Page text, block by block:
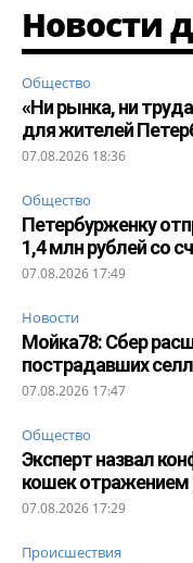
Новости
Общество
«Ни рынка, ни
для жителей
07.08.2026 18:36
Общество
Петербурженку
1,4 млн рублей со
07.08.2026 17:49
Новости
Мойка78: Сбер
пострадавших
07.08.2026 17:47
Общество
Эксперт назвал
кошек отражением
07.08.2026 17:29
Происшествия